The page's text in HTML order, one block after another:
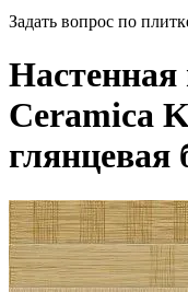
Задать вопрос по
Настенная
Ceramica
глянцевая